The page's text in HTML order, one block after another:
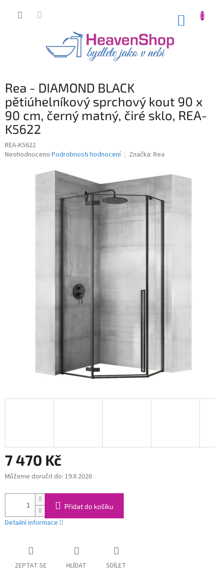
Rea - DIAMOND BLACK
pětiúhelníkový sprchový kout 90 x
90 cm, černý matný, čiré sklo, REA-
K5622
REA-K5622
Průměrné
Neohodnoceno Podrobnosti hodnocení Značka: Rea
7 470 Kč
Měrná
Můžeme doručit do: 19.8.2026
Přidat do košíku
Detailní informace
ZEPTAT SE HLÍDAT SDÍLET